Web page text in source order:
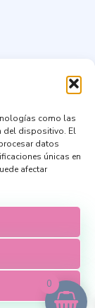
como las
del dispositivo. El
datos
únicas en
afectar
y devoluciones
0